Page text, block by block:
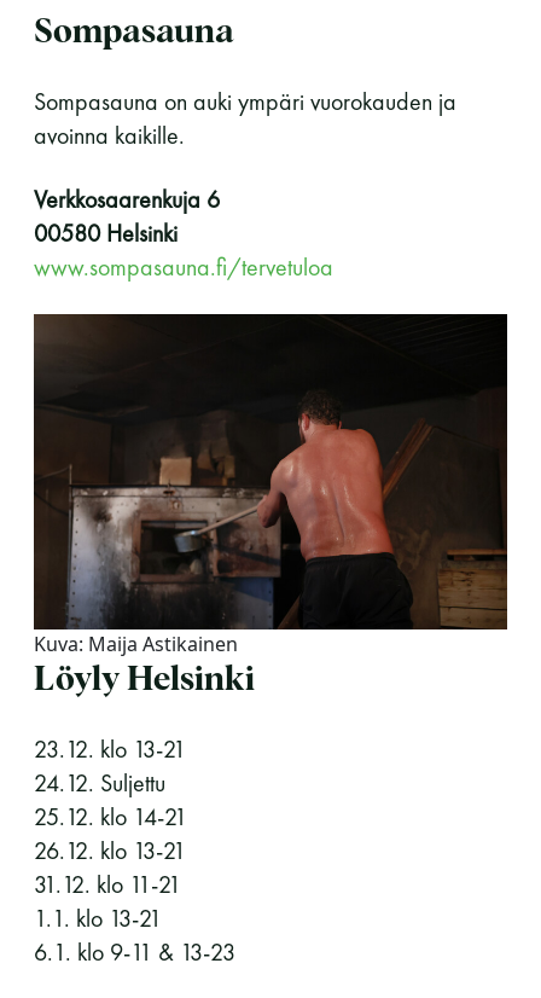
Suomen Saunaseura ry
Vaskiniementie 10, 00200 Helsinki
Y-tunnus: 0116872-9
Tietosuojaseloste
YHTEYSTIEDOT
Saunaseuran tarkoitus
Suomen Saunaseura vaalii perinteisiä, kohteliaita
saunomistapoja, joiden perustana on toisten
saunarauhan kunnioittaminen. Seura vaalii
saunakulttuuria ja pyrkii kehittämään suomalaista
saunaa ja edistämään sitä koskevaa tutkimusta.
Sompasauna
Sompasauna on auki ympäri vuorokauden ja
avoinna kaikille.
Verkkosaarenkuja 6
00580 Helsinki
www.sompasauna.fi/tervetuloa
Kuva: Maija Astikainen
Löyly Helsinki
23.12. klo 13-21
24.12. Suljettu
25.12. klo 14-21
26.12. klo 13-21
31.12. klo 11-21
1.1. klo 13-21
6.1. klo 9-11 & 13-23